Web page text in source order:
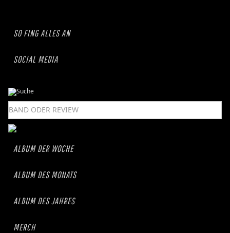
SO FING ALLES AN
SOCIAL MEDIA
ALBUM DER WOCHE
ALBUM DES MONATS
ALBUM DES JAHRES
MERCH